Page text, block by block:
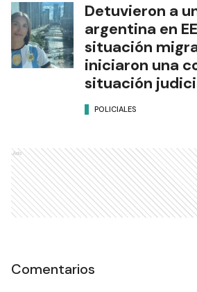
Detuvieron a
argentina en
situación
iniciaron una
situación
POLICIALES
Ads
Comentarios